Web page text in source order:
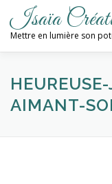
contenu
Isaïa
Mettre en lumière son
ACCUEIL MES
AIMANT-